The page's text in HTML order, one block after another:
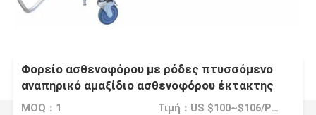
Φορείο ασθενοφόρου με ρόδες πτυσσόμενο
αναπηρικό αμαξίδιο ασθενοφόρου έκτακτης
ανάγκης
MOQ：1 Τιμή：US $100~$106/Piece